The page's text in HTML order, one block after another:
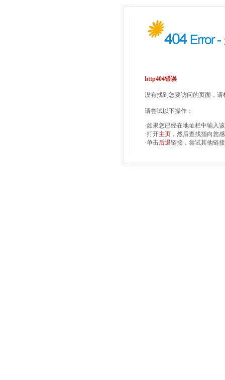
http404错误
没有找到您要访问的页面，
请尝试以下操作：
·如果您已经在地址栏中输入
·打开主页 ，然后查找指向您
·单击后退链接，尝试其他链